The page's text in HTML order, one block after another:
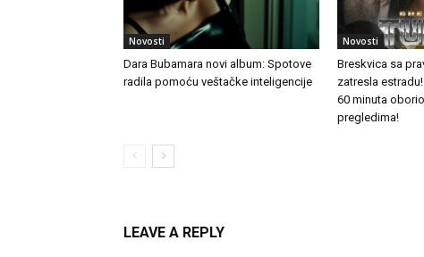
Novosti
Dara Bubamara novi album: Spotove
radila pomoću veštačke inteligencije
Novosti
Breskvica sa
zatresla
60 minuta
pregledima!
LEAVE A REPLY